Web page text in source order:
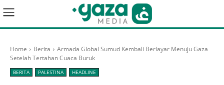
Home Berita
Armada Global Sumud Kembali Berlayar Menuju Gaza
Setelah Tertahan Cuaca Buruk
BERITA PALESTINA HEADLINE